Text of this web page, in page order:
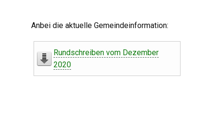
Anbei die aktuelle Gemeindeinformation:
Rundschreiben vom Dezember
2020